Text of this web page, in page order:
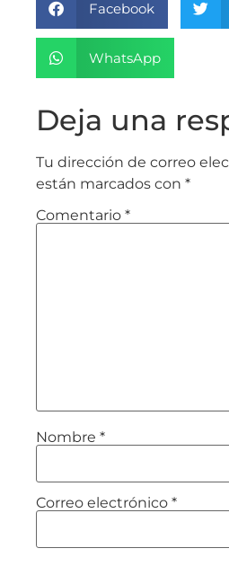
Facebook
WhatsApp
Deja una
Tu dirección de correo
están marcados con *
Comentario *
Nombre *
Correo electrónico *